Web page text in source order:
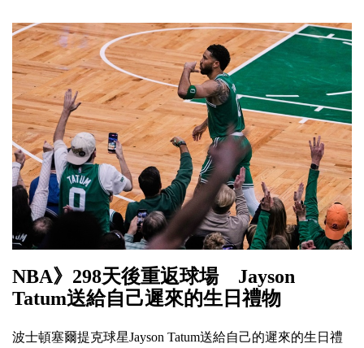
NBA》298天後重返球場 Jayson
Tatum送給自己遲來的生日禮物
波士頓塞爾提克球星Jayson Tatum送給自己的遲來的生日禮